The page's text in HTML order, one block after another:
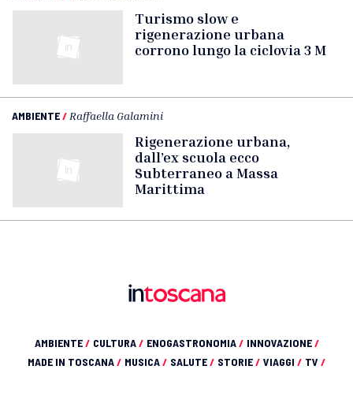
Turismo slow e
rigenerazione urbana
corrono lungo la ciclovia 3 M
AMBIENTE/ Raffaella Galamini
Rigenerazione urbana,
dall’ex scuola ecco
Subterraneo a Massa
Marittima
AMBIENTE/ CULTURA/ ENOGASTRONOMIA/ INNOVAZIONE/
MADE IN TOSCANA/ MUSICA/ SALUTE/ STORIE/ VIAGGI / TV /